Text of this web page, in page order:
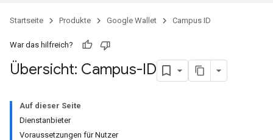
Startseite Produkte Google Wallet Campus ID
War das hilfreich?
Übersicht: Campus-ID
Auf dieser Seite
Dienstanbieter
Voraussetzungen für Nutzer